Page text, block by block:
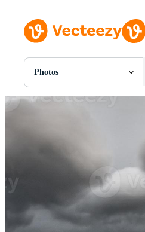
Photos
Toutes Images
Vecteurs
Motion graphics
Images Éditoriales
Événements Éditoriaux